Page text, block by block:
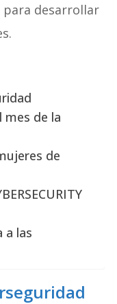
desarrollar
mes de la
de
a las